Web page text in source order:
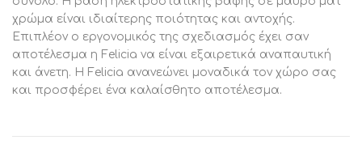
χρώμα είναι ιδιαίτερης ποιότητας και αντοχής.
Επιπλέον ο εργονομικός της σχεδιασμός έχει σαν
αποτέλεσμα η Felicia να είναι εξαιρετικά αναπαυτική
και άνετη. Η Felicia ανανεώνει μοναδικά τον χώρο σας
και προσφέρει ένα καλαίσθητο αποτέλεσμα.